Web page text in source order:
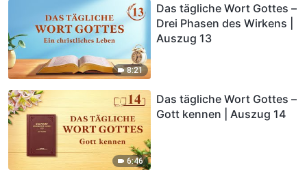
8:21
Das tägliche Wort Gottes –
Drei Phasen des Wirkens |
Auszug 13
6:46
Das tägliche Wort Gottes –
Gott kennen | Auszug 14